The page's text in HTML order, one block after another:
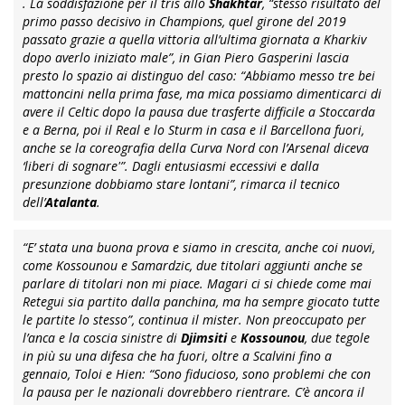
. La soddisfazione per il tris allo Shakhtar, “stesso risultato del
primo passo decisivo in Champions, quel girone del 2019
passato grazie a quella vittoria all’ultima giornata a Kharkiv
dopo averlo iniziato male”, in Gian Piero Gasperini lascia
presto lo spazio ai distinguo del caso: “Abbiamo messo tre bei
mattoncini nella prima fase, ma mica possiamo dimenticarci di
avere il Celtic dopo la pausa due trasferte difficile a Stoccarda
e a Berna, poi il Real e lo Sturm in casa e il Barcellona fuori,
anche se la coreografia della Curva Nord con l’Arsenal diceva
‘liberi di sognare'”. Dagli entusiasmi eccessivi e dalla
presunzione dobbiamo stare lontani”, rimarca il tecnico
dell’Atalanta.
“E’ stata una buona prova e siamo in crescita, anche coi nuovi,
come Kossounou e Samardzic, due titolari aggiunti anche se
parlare di titolari non mi piace. Magari ci si chiede come mai
Retegui sia partito dalla panchina, ma ha sempre giocato tutte
le partite lo stesso”, continua il mister. Non preoccupato per
l’anca e la coscia sinistre di Djimsitie Kossounou, due tegole
in più su una difesa che ha fuori, oltre a Scalvini fino a
gennaio, Toloi e Hien: “Sono fiducioso, sono problemi che con
la pausa per le nazionali dovrebbero rientrare. C’è ancora il